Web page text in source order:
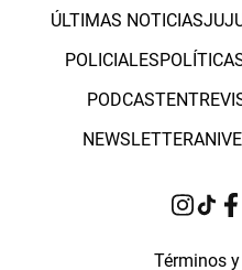
ÚLTIMAS NOTICIAS
POLICIALESPOLÍTICA
PODCAST
NEWSLETTER
Términos